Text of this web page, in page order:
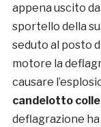
appena uscito
sportello della
seduto al posto
motore la
causare
candelotto
deflagrazione ha